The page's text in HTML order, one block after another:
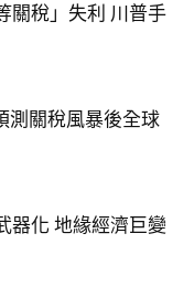
關稅」失利 川普手
測關稅風暴後全球
器化 地緣經濟巨變